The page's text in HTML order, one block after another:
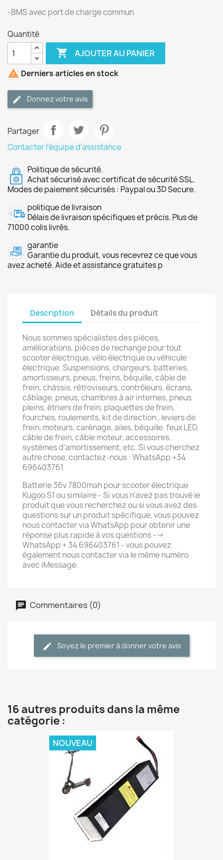
-BMS avec port de charge commun
Quantité
 AJOUTER AU PANIER
 Derniers articles en stock
Donnez votre avis
Partager
Contacter l'équipe d'assistance
Politique de sécurité.
Achat sécurisé avec certificat de sécurité SSL.
Modes de paiement sécurisés : Paypal ou 3D Secure.
politique de livraison
Délais de livraison spécifiques et précis. Plus de
71000 colis livrés.
garantie
Garantie du produit, vous recevrez ce que vous
avez acheté. Aide et assistance gratuites p
Description Détails du produit
Nous sommes spécialistes des pièces,
améliorations, pièces de rechange pour tout
scooter électrique, vélo électrique ou véhicule
électrique. Suspensions, chargeurs, batteries,
amortisseurs, pneus, freins, béquille, câble de
frein, châssis, rétroviseurs, contrôleurs, écrans,
câblage, pneus, chambres à air internes, pneus
pleins, étriers de frein, plaquettes de frein,
fourches, roulements, kit de direction , leviers de
frein, moteurs, carénage, ailes, béquille, feux LED,
câble de frein, câble moteur, accessoires,
systèmes d'amortissement, etc. Si vous cherchez
autre chose, contactez-nous : WhatsApp +34
696403761
Batterie 36v 7800mah pour scooter électrique
Kugoo S1 ou similaire - Si vous n'avez pas trouvé le
produit que vous recherchez ou si vous avez des
questions sur un produit spécifique, vous pouvez
nous contacter via WhatsApp pour obtenir une
réponse plus rapide à vos questions -->
WhatsApp + 34 696403761 - vous pouvez
également nous contacter via le même numéro
avec iMessage.
Commentaires (0)
Soyez le premier à donner votre avis
16 autres produits dans la même
catégorie :
NOUVEAU